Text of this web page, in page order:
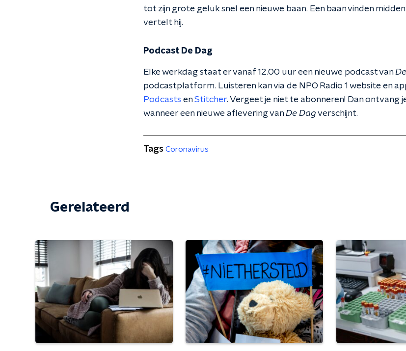
tot zijn grote geluk snel een nieuwe baan. Een baan vinden
vertelt hij.
Podcast De Dag
Elke werkdag staat er vanaf 12.00 uur een nieuwe podcast van
podcastplatform. Luisteren kan via de NPO Radio 1 website en
Podcasts enStitcher. Vergeet je niet te abonneren! Dan ontvang
wanneer een nieuwe aflevering vanDe Dag verschijnt.
Tags Coronavirus
Gerelateerd